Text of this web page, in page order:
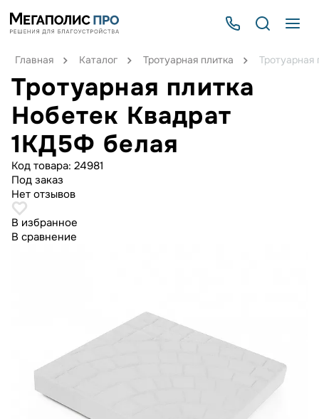
Главная Каталог Тротуарная плитка
Тротуарная плитка
Нобетек Квадрат
1КД5Ф белая
Код товара: 24981
Под заказ
Нет отзывов
В избранное
В сравнение